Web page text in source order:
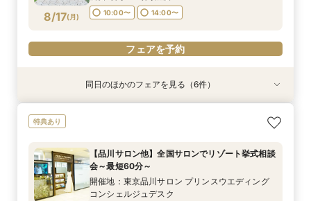
フェアを予約
フェアを予約
フェアを予約
フェアを予約
13:00〜
14:00〜
フェアを予約
8/17(月) 10:00〜 14:00〜
フェアを予約
8/17( 月
総合リゾート満喫！お得に下見宿泊×レストラン
優待で滞在ウエディング体験【1日1組限定でホテ
所要時間：3時間程度
8/17( 月
【60分だけ】クイック見学会♪＼平日は愛犬と参
11:00〜
13:00〜
14:00〜
15:00〜
8/17( 月
＼豪華特典！／軽井沢リゾ婚ダンドリ相談×館内
ストラン15％OFF利用券プレゼント】
所要時間：3時間程度
13:00〜
14:00〜
8/17( 月
【オンライン】映像でチャペル・会場見学＆見積
11:00〜
13:00〜
14:00〜
8/17( 月
【品川サロン他】全国サロンでリゾート挙式相談
コンシェルジュデスク
所要時間：2時間程度
11:00〜
12:00〜
8/17( 月
【軽井沢 神前式相談フェア】水辺の独立型神殿
11:00〜
13:00〜
14:00〜
同日のほかのフェアを見る（6件）
特典あり
【品川サロン他】全国サロンでリゾート挙式相談
会～最短60分～
開催地：東京品川サロン プリンスウエディング
コンシェルジュデスク